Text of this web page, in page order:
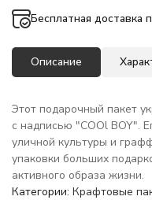
Бесплатная доставка
Описание
Этот подарочный пакет
с надписью "COOl BOY".
уличной культуры и
упаковки больших
активного образа жизни.
Категории: Крафтовые